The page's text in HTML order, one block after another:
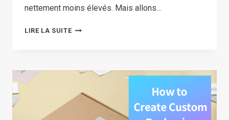
nettement moins élevés. Mais allons…
LIRE LA SUITE12
IDEAS
JUMPSTART